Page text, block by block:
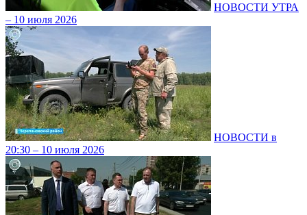
НОВОСТИ УТРА
– 10 июля 2026
НОВОСТИ в
20:30 – 10 июля 2026